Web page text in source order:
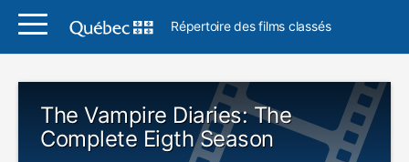
Répertoire des films classés
The Vampire Diaries: The
Complete Eigth Season